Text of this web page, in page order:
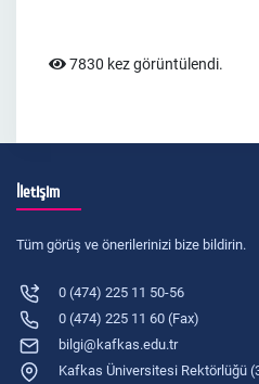
7830 kez görüntülendi.
İletişim
Tüm görüş ve önerilerinizi bize bildirin.
0 (474) 225 11 50-56
0 (474) 225 11 60 (Fax)
bilgi@kafkas.edu.tr
Kafkas Üniversitesi Rektörlüğü